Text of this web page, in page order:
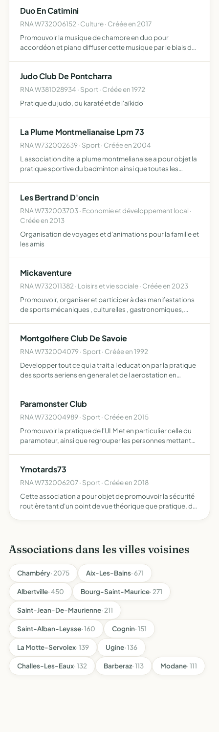
Duo En Catimini
RNA W732006152 · Culture · Créée en 2017
Promouvoir la musique de chambre en duo pour
accordéon et piano diffuser cette musique par le biais de
Judo Club De Pontcharra
RNA W381028934 · Sport · Créée en 1972
Pratique du judo, du karaté et de l'aïkido
La Plume Montmelianaise Lpm 73
RNA W732002639 · Sport · Créée en 2004
L association dite la plume montmelianaise a pour objet la
pratique sportive du badminton ainsi que toutes les
Les Bertrand D'oncin
RNA W732003703 · Economie et développement local ·
Créée en 2013
Organisation de voyages et d'animations pour la famille et
les amis
Mickaventure
RNA W732011382 · Loisirs et vie sociale · Créée en 2023
Promouvoir, organiser et participer à des manifestations
de sports mécaniques , culturelles , gastronomiques,
par…
Montgolfiere Club De Savoie
RNA W732004079 · Sport · Créée en 1992
Developper tout ce qui a trait a l education par la pratique
des sports aeriens en general et de l aerostation en
Paramonster Club
RNA W732004989 · Sport · Créée en 2015
Promouvoir la pratique de l'ULM et en particulier celle du
paramoteur, ainsi que regrouper les personnes mettant
décollage…
Ymotards73
RNA W732006207 · Sport · Créée en 2018
Cette association a pour objet de promouvoir la sécurité
routière tant d'un point de vue théorique que pratique, de
Associations dans les villes voisines
Chambéry· 2075 Aix-Les-Bains· 671
Albertville· 450 Bourg-Saint-Maurice· 271
Saint-Jean-De-Maurienne· 211
Saint-Alban-Leysse· 160 Cognin· 151
La Motte-Servolex· 139 Ugine· 136
Challes-Les-Eaux· 132 Barberaz· 113 Modane· 111